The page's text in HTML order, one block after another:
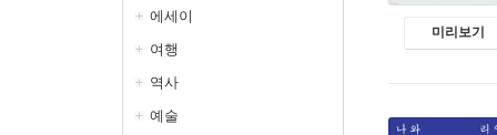
에세이
여행
역사
예술
미리보기